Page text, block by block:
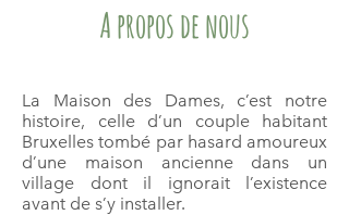
A propos de nous
La Maison des Dames, c’est notre
histoire, celle d’un couple habitant
Bruxelles tombé par hasard amoureux
d’une maison ancienne dans un
village dont il ignorait l’existence
avant de s’y installer.